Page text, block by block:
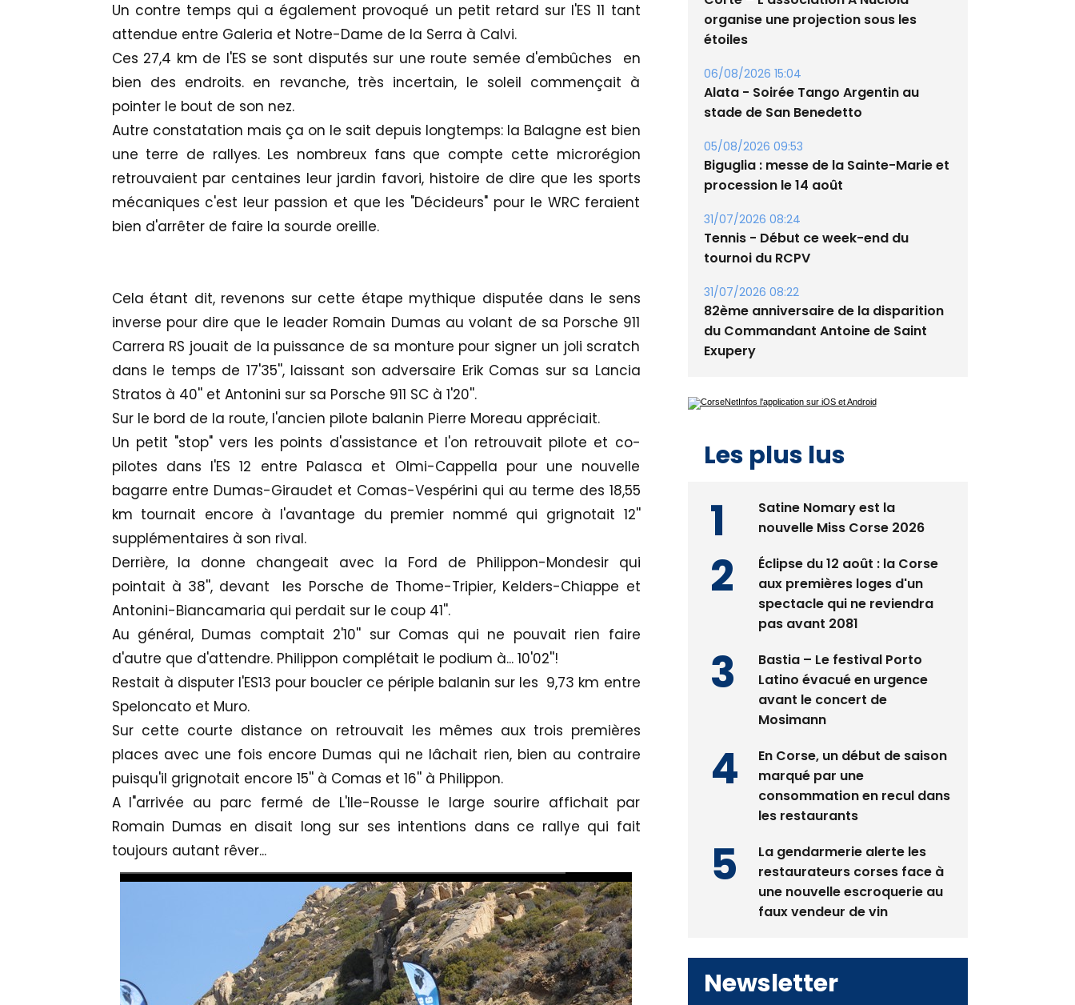
Un contre temps qui a également provoqué un petit retard sur l'ES 11 tant
attendue entre Galeria et Notre-Dame de la Serra à Calvi.
Ces 27,4 km de l'ES se sont disputés sur une route semée d'embûches en
bien des endroits. en revanche, très incertain, le soleil commençait à
pointer le bout de son nez.
Autre constatation mais ça on le sait depuis longtemps: la Balagne est bien
une terre de rallyes. Les nombreux fans que compte cette microrégion
retrouvaient par centaines leur jardin favori, histoire de dire que les sports
mécaniques c'est leur passion et que les "Décideurs" pour le WRC feraient
bien d'arrêter de faire la sourde oreille.
Cela étant dit, revenons sur cette étape mythique disputée dans le sens
inverse pour dire que le leader Romain Dumas au volant de sa Porsche 911
Carrera RS jouait de la puissance de sa monture pour signer un joli scratch
dans le temps de 17'35'', laissant son adversaire Erik Comas sur sa Lancia
Stratos à 40'' et Antonini sur sa Porsche 911 SC à 1'20''.
Sur le bord de la route, l'ancien pilote balanin Pierre Moreau appréciait.
Un petit "stop" vers les points d'assistance et l'on retrouvait pilote et co-
pilotes dans l'ES 12 entre Palasca et Olmi-Cappella pour une nouvelle
bagarre entre Dumas-Giraudet et Comas-Vespérini qui au terme des 18,55
km tournait encore à l'avantage du premier nommé qui grignotait 12''
supplémentaires à son rival.
Derrière, la donne changeait avec la Ford de Philippon-Mondesir qui
pointait à 38'', devant les Porsche de Thome-Tripier, Kelders-Chiappe et
Antonini-Biancamaria qui perdait sur le coup 41''.
Au général, Dumas comptait 2'10'' sur Comas qui ne pouvait rien faire
d'autre que d'attendre. Philippon complétait le podium à... 10'02''!
Restait à disputer l'ES13 pour boucler ce périple balanin sur les 9,73 km entre
Speloncato et Muro.
Sur cette courte distance on retrouvait les mêmes aux trois premières
places avec une fois encore Dumas qui ne lâchait rien, bien au contraire
puisqu'il grignotait encore 15'' à Comas et 16'' à Philippon.
A l"arrivée au parc fermé de L'Ile-Rousse le large sourire affichait par
Romain Dumas en disait long sur ses intentions dans ce rallye qui fait
toujours autant rêver...
06/08/2026 15:25
Corte – L’association A Nuciola
étoiles
06/08/2026 15:04
stade de San Benedetto
05/08/2026 09:53
procession le 14 août
31/07/2026 08:24
tournoi du RCPV
31/07/2026 08:22
82ème anniversaire de la disparition
Les plus lus
nouvelle Miss Corse 2026
Éclipse du 12 août : la Corse
aux premières loges d'un
pas avant 2081
Bastia – Le festival Porto
Latino évacué en urgence
Mosimann
En Corse, un début de saison
marqué par une
les restaurants
La gendarmerie alerte les
restaurateurs corses face à